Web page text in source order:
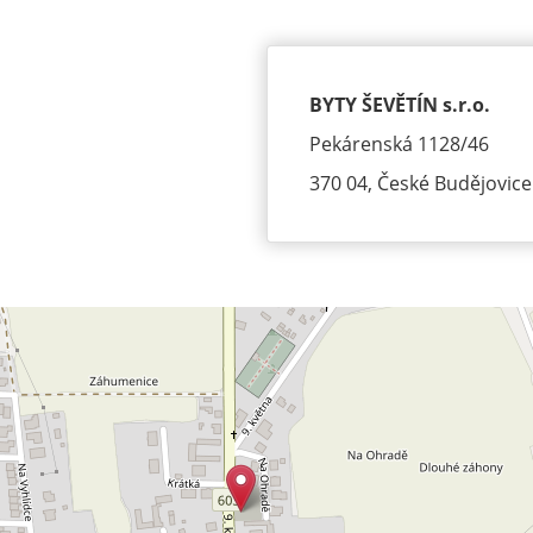
BYTY ŠEVĚTÍN s.r.o.
Pekárenská 1128/46
370 04, České